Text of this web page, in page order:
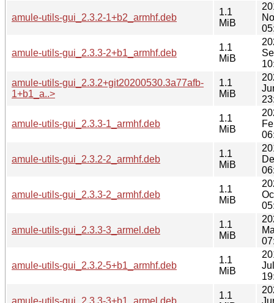
amule-utils-gui_2.3.2-1+b2_armhf.deb
1.1
MiB
amule-utils-gui_2.3.3-2+b1_armhf.deb
1.1
MiB
amule-utils-gui_2.3.2+git20200530.3a77afb-
1+b1_a..>
1.1
MiB
amule-utils-gui_2.3.3-1_armhf.deb
1.1
MiB
amule-utils-gui_2.3.2-2_armhf.deb
1.1
MiB
amule-utils-gui_2.3.3-2_armhf.deb
1.1
MiB
amule-utils-gui_2.3.3-3_armel.deb
1.1
MiB
amule-utils-gui_2.3.2-5+b1_armhf.deb
1.1
MiB
amule-utils-gui_2.3.3-3+b1_armel.deb
1.1